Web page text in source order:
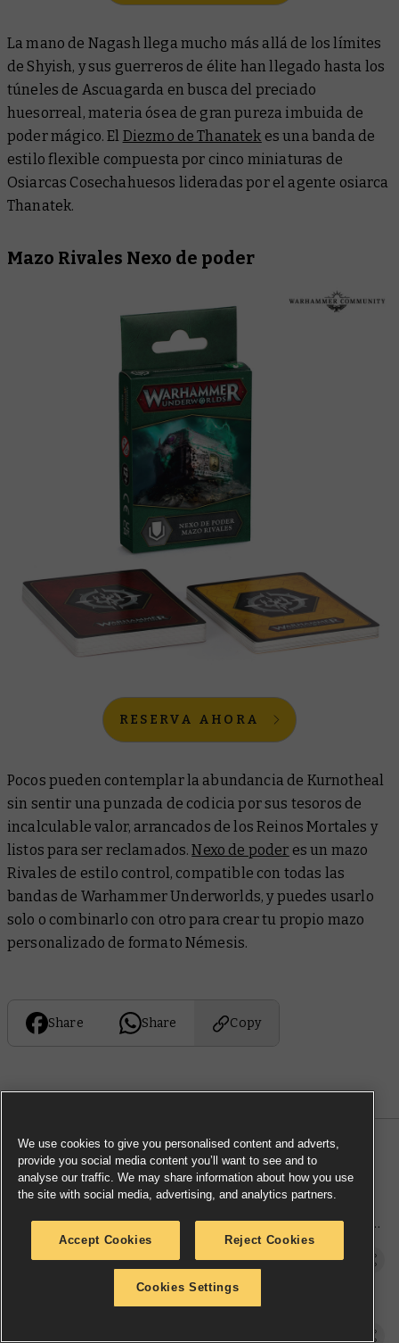
La mano de Nagash llega mucho más allá de los límites
de Shyish, y sus guerreros de élite han llegado hasta los
túneles de Ascuagarda en busca del preciado
huesorreal, materia ósea de gran pureza imbuida de
poder mágico. El Diezmo de Thanatek es una banda de
estilo flexible compuesta por cinco miniaturas de
Osiarcas Cosechahuesos lideradas por el agente osiarca
Thanatek.
Mazo Rivales Nexo de poder
RESERVA AHORA
Pocos pueden contemplar la abundancia de Kurnotheal
sin sentir una punzada de codicia por sus tesoros de
incalculable valor, arrancados de los Reinos Mortales y
listos para ser reclamados.Nexo de poder es un mazo
Rivales de estilo control, compatible con todas las
bandas de Warhammer Underworlds, y puedes usarlo
solo o combinarlo con otro para crear tu propio mazo
personalizado de formato Némesis.
Share Share Copy
MORE NEWS
Reclama el control de la
infracolmena en nombre de la Casa
Escher con nuevas miniaturas y
reglas
Model Reveal
Avances del domingo: reina el Caos
We use cookies to give you personalised content and adverts,
provide you social media content you’ll want to see and to
analyse our traffic. We may share information about how you use
the site with social media, advertising, and analytics partners.
Accept Cookies Reject Cookies
Cookies Settings